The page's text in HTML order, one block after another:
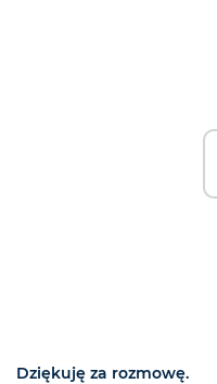
Dziękuję za rozmowę.